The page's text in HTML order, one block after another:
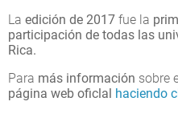
La edición de 2017 fue la
participación de todas las
Rica.
Para más información sobre
página web oficlal haciendo